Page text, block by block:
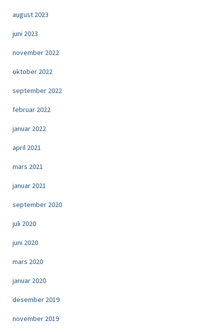
august 2023
juni 2023
november 2022
oktober 2022
september 2022
februar 2022
januar 2022
april 2021
mars 2021
januar 2021
september 2020
juli 2020
juni 2020
mars 2020
januar 2020
desember 2019
november 2019